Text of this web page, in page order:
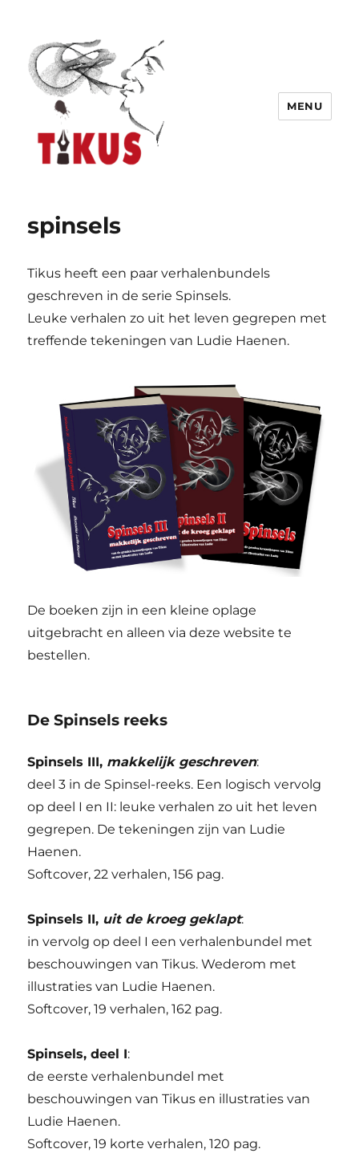
MENU
spinsels
Tikus heeft een paar verhalenbundels
geschreven in de serie Spinsels.
Leuke verhalen zo uit het leven gegrepen met
treffende tekeningen van Ludie Haenen.
De boeken zijn in een kleine oplage
uitgebracht en alleen via deze website te
bestellen.
De Spinsels reeks
Spinsels III, makkelijk geschreven:
deel 3 in de Spinsel-reeks. Een logisch vervolg
op deel I en II: leuke verhalen zo uit het leven
gegrepen. De tekeningen zijn van Ludie
Haenen.
Softcover, 22 verhalen, 156 pag.
Spinsels II, uit de kroeg geklapt:
in vervolg op deel I een verhalenbundel met
beschouwingen van Tikus. Wederom met
illustraties van Ludie Haenen.
Softcover, 19 verhalen, 162 pag.
Spinsels, deel I:
de eerste verhalenbundel met
beschouwingen van Tikus en illustraties van
Ludie Haenen.
Softcover, 19 korte verhalen, 120 pag.